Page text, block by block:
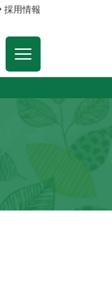
採用情報